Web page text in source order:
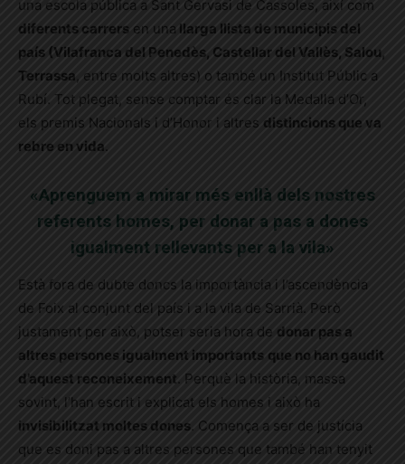
una escola pública a Sant Gervasi de Cassoles, així com
diferents carrers en una llarga llista de municipis del
país (Vilafranca del Penedès, Castellar del Vallès, Salou,
Terrassa , entre molts altres) o també un Institut Públic a
Rubí. Tot plegat, sense comptar és clar la Medalla d’Or,
els premis Nacionals i d’Honor i altres distincions que va
rebre en vida.
«Aprenguem a mirar més enllà dels nostres
referents homes, per donar a pas a dones
igualment rellevants per a la vila»
Està fora de dubte doncs la importància i l’ascendència
de Foix al conjunt del país i a la vila de Sarrià. Però
justament per això, potser seria hora de donar pas a
altres persones igualment importants que no han gaudit
d’aquest reconeixement. Perquè la història, massa
sovint, l’han escrit i explicat els homes i això ha
invisibilitzat moltes dones . Comença a ser de justícia
que es doni pas a altres persones que també han tenyit